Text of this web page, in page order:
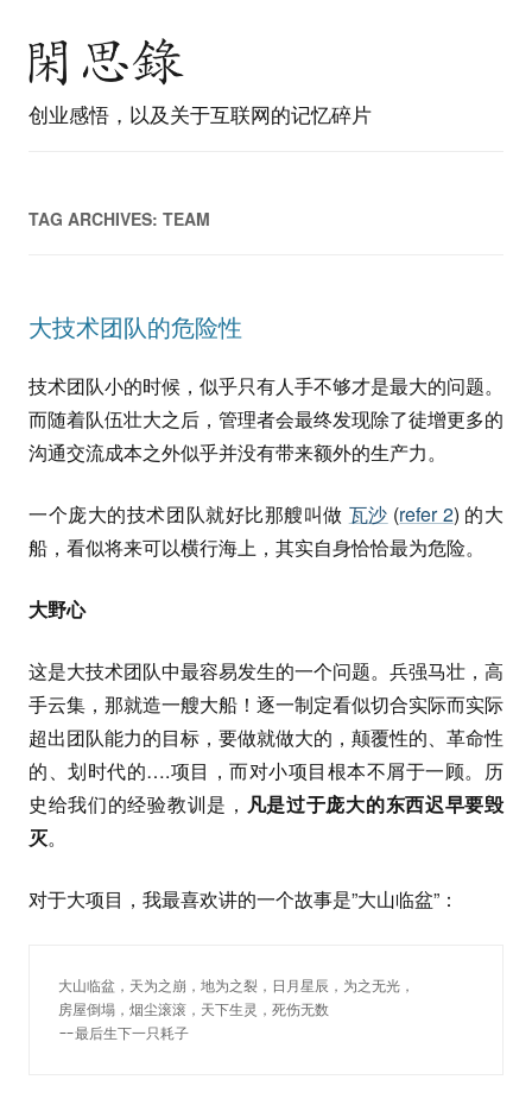
创业感悟，以及关于互联网的记忆碎片
TAG ARCHIVES: TEAM
大技术团队的危险性
技术团队小的时候，似乎只有人手不够才是最大的问题。
而随着队伍壮大之后，管理者会最终发现除了徒增更多的
沟通交流成本之外似乎并没有带来额外的生产力。
一个庞大的技术团队就好比那艘叫做 瓦沙 (refer 2) 的大
船，看似将来可以横行海上，其实自身恰恰最为危险。
大野心
这是大技术团队中最容易发生的一个问题。兵强马壮，高
手云集，那就造一艘大船！逐一制定看似切合实际而实际
超出团队能力的目标，要做就做大的，颠覆性的、革命性
的、划时代的….项目，而对小项目根本不屑于一顾。历
史给我们的经验教训是， 凡是过于庞大的东西迟早要毁
灭。
对于大项目，我最喜欢讲的一个故事是”大山临盆”：
大山临盆，天为之崩，地为之裂，日月星辰，为之无光，
房屋倒塌，烟尘滚滚，天下生灵，死伤无数
--最后生下一只耗子